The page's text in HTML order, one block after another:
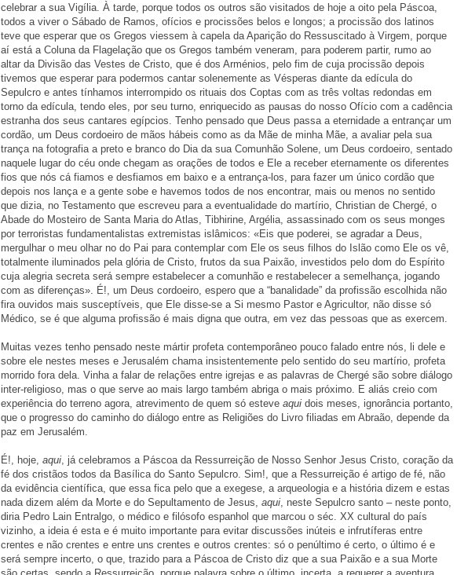
celebrar a sua Vigília. À tarde, porque todos os outros são visitados de hoje a oito pela Páscoa,
todos a viver o Sábado de Ramos, ofícios e procissões belos e longos; a procissão dos latinos
teve que esperar que os Gregos viessem à capela da Aparição do Ressuscitado à Virgem, porque
aí está a Coluna da Flagelação que os Gregos também veneram, para poderem partir, rumo ao
altar da Divisão das Vestes de Cristo, que é dos Arménios, pelo fim de cuja procissão depois
tivemos que esperar para podermos cantar solenemente as Vésperas diante da edícula do
Sepulcro e antes tínhamos interrompido os rituais dos Coptas com as três voltas redondas em
torno da edícula, tendo eles, por seu turno, enriquecido as pausas do nosso Ofício com a cadência
estranha dos seus cantares egípcios. Tenho pensado que Deus passa a eternidade a entrançar um
cordão, um Deus cordoeiro de mãos hábeis como as da Mãe de minha Mãe, a avaliar pela sua
trança na fotografia a preto e branco do Dia da sua Comunhão Solene, um Deus cordoeiro, sentado
naquele lugar do céu onde chegam as orações de todos e Ele a receber eternamente os diferentes
fios que nós cá fiamos e desfiamos em baixo e a entrança-los, para fazer um único cordão que
depois nos lança e a gente sobe e havemos todos de nos encontrar, mais ou menos no sentido
que dizia, no Testamento que escreveu para a eventualidade do martírio, Christian de Chergé, o
Abade do Mosteiro de Santa Maria do Atlas, Tibhirine, Argélia, assassinado com os seus monges
por terroristas fundamentalistas extremistas islâmicos: «Eis que poderei, se agradar a Deus,
mergulhar o meu olhar no do Pai para contemplar com Ele os seus filhos do Islão como Ele os vê,
totalmente iluminados pela glória de Cristo, frutos da sua Paixão, investidos pelo dom do Espírito
cuja alegria secreta será sempre estabelecer a comunhão e restabelecer a semelhança, jogando
com as diferenças». É!, um Deus cordoeiro, espero que a “banalidade” da profissão escolhida não
fira ouvidos mais susceptíveis, que Ele disse-se a Si mesmo Pastor e Agricultor, não disse só
Médico, se é que alguma profissão é mais digna que outra, em vez das pessoas que as exercem.
Muitas vezes tenho pensado neste mártir profeta contemporâneo pouco falado entre nós, li dele e
sobre ele nestes meses e Jerusalém chama insistentemente pelo sentido do seu martírio, profeta
morrido fora dela. Vinha a falar de relações entre igrejas e as palavras de Chergé são sobre diálogo
inter-religioso, mas o que serve ao mais largo também abriga o mais próximo. E aliás creio com
experiência do terreno agora, atrevimento de quem só esteve aqui dois meses, ignorância portanto,
que o progresso do caminho do diálogo entre as Religiões do Livro filiadas em Abraão, depende da
paz em Jerusalém.
É!, hoje, aqui, já celebramos a Páscoa da Ressurreição de Nosso Senhor Jesus Cristo, coração da
fé dos cristãos todos da Basílica do Santo Sepulcro. Sim!, que a Ressurreição é artigo de fé, não
da evidência científica, que essa fica pelo que a exegese, a arqueologia e a história dizem e estas
nada dizem além da Morte e do Sepultamento de Jesus, aqui, neste Sepulcro santo – neste ponto,
diria Pedro Lain Entralgo, o médico e filósofo espanhol que marcou o séc. XX cultural do país
vizinho, a ideia é esta e é muito importante para evitar discussões inúteis e infrutíferas entre
crentes e não crentes e entre uns crentes e outros crentes: só o penúltimo é certo, o último é e
será sempre incerto, o que, trazido para a Páscoa de Cristo diz que a sua Paixão e a sua Morte